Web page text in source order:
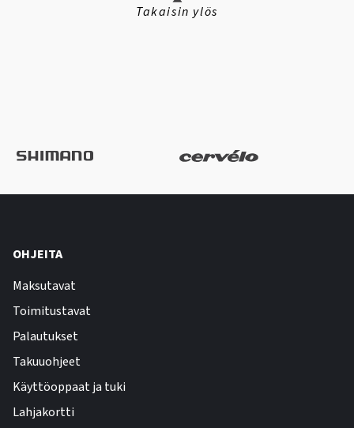
Takaisin ylös
OHJEITA
Maksutavat
Toimitustavat
Palautukset
Takuuohjeet
Käyttöoppaat ja tuki
Lahjakortti